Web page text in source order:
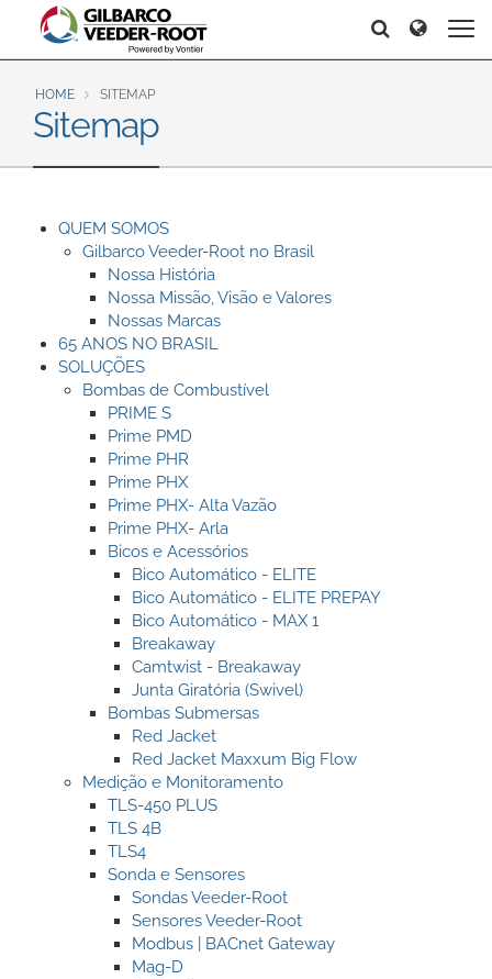
North America
United States
Canada
Latin America
Brazil
Português
Mexico
Español
Europe & CIS
English
Dansk
Magyar
Norsk
Svenska
South East Asia
Search
Search Search
HOME SITEMAP
Sitemap
QUEM SOMOS
Gilbarco Veeder-Root no Brasil
Nossa História
Nossa Missão, Visão e Valores
Nossas Marcas
65 ANOS NO BRASIL
SOLUÇÕES
Bombas de Combustível
PRIME S
Prime PMD
Prime PHR
Prime PHX
Prime PHX- Alta Vazão
Prime PHX- Arla
Bicos e Acessórios
Bico Automático - ELITE
Bico Automático - ELITE PREPAY
Bico Automático - MAX 1
Breakaway
Camtwist - Breakaway
Junta Giratória (Swivel)
Bombas Submersas
Red Jacket
Red Jacket Maxxum Big Flow
Medição e Monitoramento
TLS-450 PLUS
TLS 4B
TLS4
Sonda e Sensores
Sondas Veeder-Root
Sensores Veeder-Root
Modbus | BACnet Gateway
Mag-D